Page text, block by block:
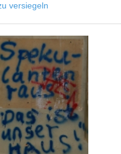
versiegeln